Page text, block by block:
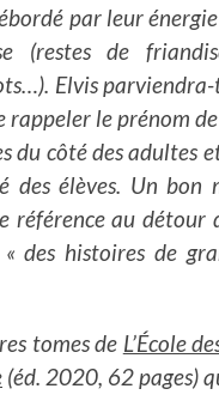
par leur
(restes de
Elvis
rappeler le prénom
du côté des adultes
des élèves. Un bon
référence au détour
des histoires de
tomes de L’École
(éd. 2020, 62 pages)